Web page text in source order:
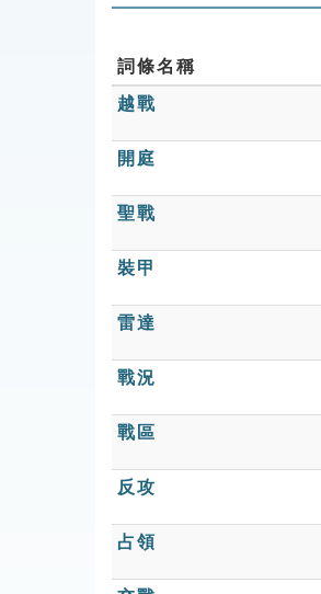
詞條名稱
越戰
開庭
聖戰
裝甲
雷達
戰況
戰區
反攻
占領